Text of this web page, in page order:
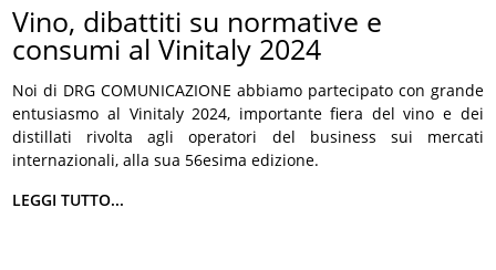
Vino, dibattiti su normative e
consumi al Vinitaly 2024
Noi di DRG COMUNICAZIONE abbiamo partecipato con grande
entusiasmo al Vinitaly 2024, importante fiera del vino e dei
distillati rivolta agli operatori del business sui mercati
internazionali, alla sua 56esima edizione.
LEGGI TUTTO...